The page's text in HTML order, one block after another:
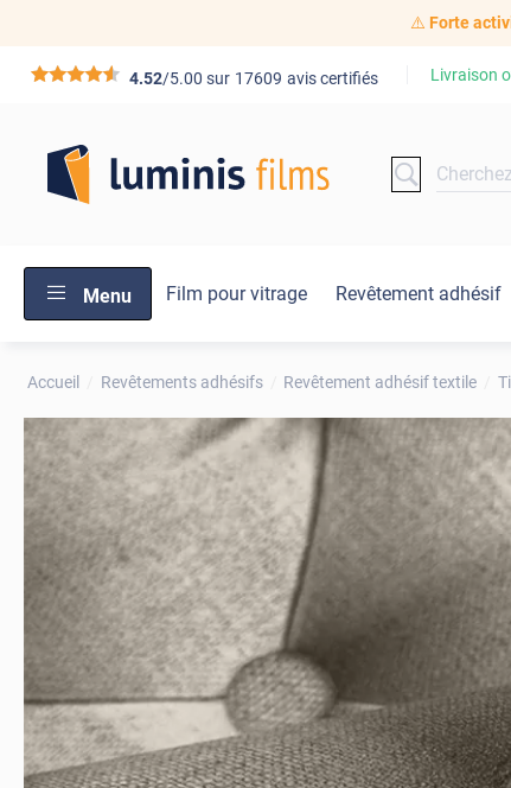
⚠️ Forte
*****4.52/5.00 sur 17609 avis certifiés Livraison
Menu Film pour vitrage Revêtement adhésif
Accueil Revêtements adhésifs Revêtement adhésif textile